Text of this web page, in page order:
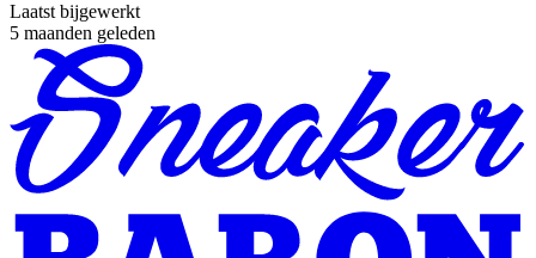
Laatst bijgewerkt
5 maanden geleden